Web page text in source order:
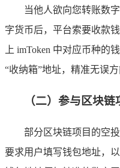
当他人欲向您转账数
字货币后，平台索要收款
上 imToken 中对应币种的
“收纳箱”地址，精准无误
（二）参与区块链
部分区块链项目的空
要求用户填写钱包地址，